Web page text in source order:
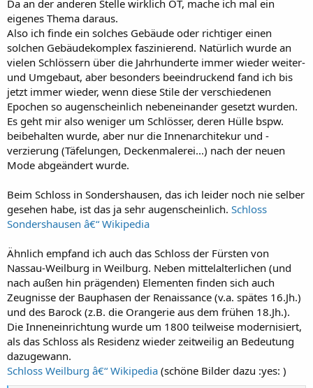
Da an der anderen Stelle wirklich OT, mache ich mal ein
eigenes Thema daraus.
Also ich finde ein solches Gebäude oder richtiger einen
solchen Gebäudekomplex faszinierend. Natürlich wurde an
vielen Schlössern über die Jahrhunderte immer wieder weiter-
und Umgebaut, aber besonders beeindruckend fand ich bis
jetzt immer wieder, wenn diese Stile der verschiedenen
Epochen so augenscheinlich nebeneinander gesetzt wurden.
Es geht mir also weniger um Schlösser, deren Hülle bspw.
beibehalten wurde, aber nur die Innenarchitekur und -
verzierung (Täfelungen, Deckenmalerei...) nach der neuen
Mode abgeändert wurde.
Beim Schloss in Sondershausen, das ich leider noch nie selber
gesehen habe, ist das ja sehr augenscheinlich. Schloss
Sondershausen â€“ Wikipedia
Ähnlich empfand ich auch das Schloss der Fürsten von
Nassau-Weilburg in Weilburg. Neben mittelalterlichen (und
nach außen hin prägenden) Elementen finden sich auch
Zeugnisse der Bauphasen der Renaissance (v.a. spätes 16.Jh.)
und des Barock (z.B. die Orangerie aus dem frühen 18.Jh.).
Die Inneneinrichtung wurde um 1800 teilweise modernisiert,
als das Schloss als Residenz wieder zeitweilig an Bedeutung
dazugewann.
Schloss Weilburg â€“ Wikipedia (schöne Bilder dazu :yes: )